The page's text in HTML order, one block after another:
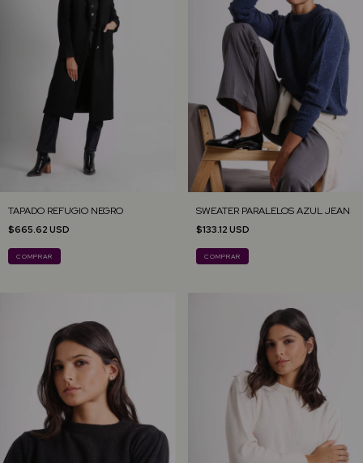
TAPADO REFUGIO NEGRO
$665.62 USD
COMPRAR
SWEATER PARALELOS AZUL JEAN
$133.12 USD
COMPRAR